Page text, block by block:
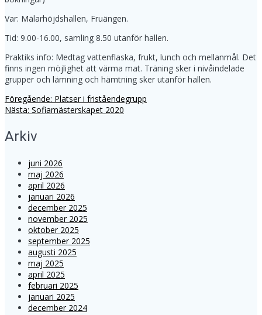
Var: Mälarhöjdshallen, Fruängen.
Tid: 9.00-16.00, samling 8.50 utanför hallen.
Praktiks info: Medtag vattenflaska, frukt, lunch och mellanmål. Det
finns ingen möjlighet att värma mat. Träning sker i nivåindelade
grupper och lämning och hämtning sker utanför hallen.
Inläggsnavigering
Föregående: Föregående
inlägg:
Platser i friståendegrupp
Nästa: Nästa
Sofiamästerskapet 2020
Arkiv
juni 2026
maj 2026
april 2026
januari 2026
december 2025
november 2025
oktober 2025
september 2025
augusti 2025
maj 2025
april 2025
februari 2025
januari 2025
december 2024